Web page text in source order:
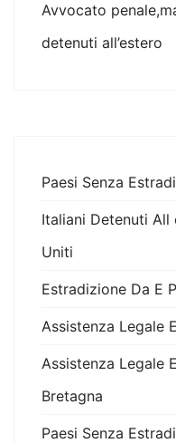
Avvocato
detenuti all’estero
Paesi Senza
Italiani Detenuti
Uniti
Estradizione Da E
Assistenza Legale
Assistenza Legale
Bretagna
Paesi Senza